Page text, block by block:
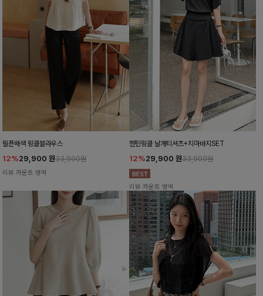
릴픈배색 링클블라우스
12%29,900 원33,900원
리뷰 카운트 영역
헨틴링클 날개티셔츠+치마바지SET
12%29,900 원33,900원
리뷰 카운트 영역